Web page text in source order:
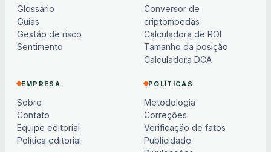
Glossário
Guias
Gestão de risco
Sentimento
Conversor de
criptomoedas
Calculadora de ROI
Tamanho da posição
Calculadora DCA
EMPRESA
Sobre
Contato
Equipe editorial
Política editorial
POLÍTICAS
Metodologia
Correções
Verificação de fatos
Publicidade